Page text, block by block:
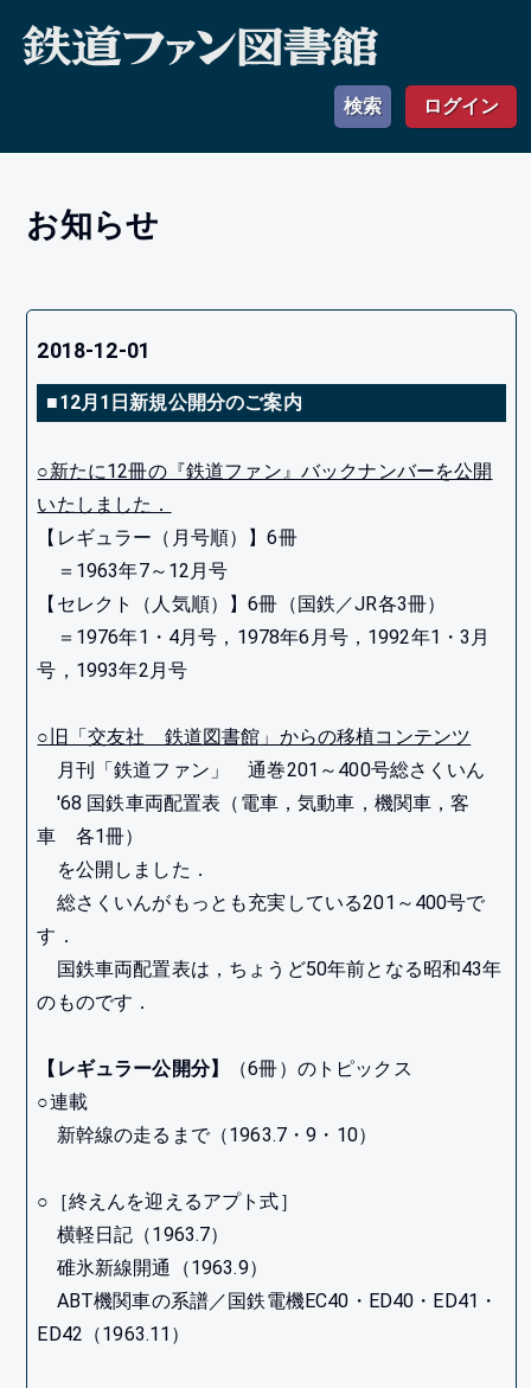
ログイン
検索
お知らせ
2018-12-01
■12月1日新規公開分のご案内
○新たに12冊の『鉄道ファン』バックナンバーを公開
いたしました．
【レギュラー（月号順）】6冊
＝1963年7～12月号
【セレクト（人気順）】6冊（国鉄／JR各3冊）
＝1976年1・4月号，1978年6月号，1992年1・3月
号，1993年2月号
○旧「交友社 鉄道図書館」からの移植コンテンツ
月刊「鉄道ファン」 通巻201～400号総さくいん
'68 国鉄車両配置表（電車，気動車，機関車，客
車 各1冊）
を公開しました．
総さくいんがもっとも充実している201～400号で
す．
国鉄車両配置表は，ちょうど50年前となる昭和43年
のものです．
【レギュラー公開分】
（6冊）のトピックス
○連載
新幹線の走るまで（1963.7・9・10）
○［終えんを迎えるアプト式］
横軽日記（1963.7）
碓氷新線開通（1963.9）
ABT機関車の系譜／国鉄電機EC40・ED40・ED41・
ED42（1963.11）